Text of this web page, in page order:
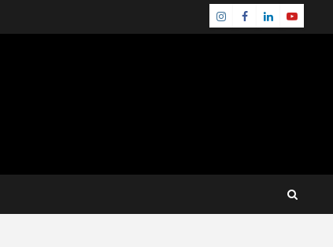
Instagram
Facebook
LinkedinYoutube